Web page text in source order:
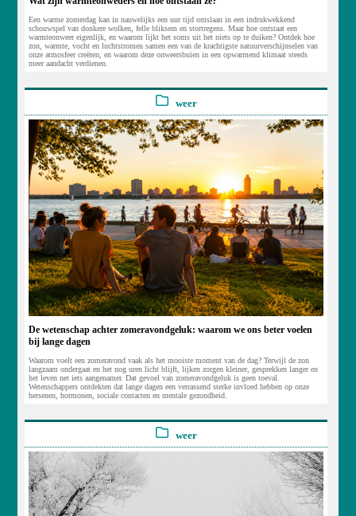
Een warme zomerdag kan in nauwelijks een uur tijd omslaan in een indrukwekkend
schouwspel van donkere wolken, felle bliksem en stortregens. Maar hoe ontstaat een
warmteonweer eigenlijk, en waarom lijkt het soms uit het niets op te duiken? Ontdek hoe
zon, warmte, vocht en luchtstromen samen een van de krachtigste natuurverschijnselen van
onze atmosfeer creëren, en waarom deze onweersbuien in een opwarmend klimaat steeds
meer aandacht verdienen.
weer
De wetenschap achter zomeravondgeluk: waarom we ons beter voelen
bij lange dagen
Waarom voelt een zomeravond vaak als het mooiste moment van de dag? Terwijl de zon
langzaam ondergaat en het nog uren licht blijft, lijken zorgen kleiner, gesprekken langer en
het leven net iets aangenamer. Dat gevoel van zomeravondgeluk is geen toeval.
Wetenschappers ontdekten dat lange dagen een verrassend sterke invloed hebben op onze
hersenen, hormonen, sociale contacten en mentale gezondheid.
weer